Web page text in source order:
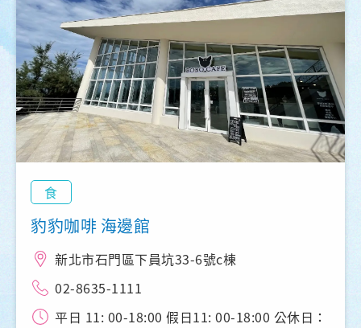
食
豹豹咖啡 海邊館
新北市石門區下員坑33-6號c棟
02-8635-1111
平日 11: 00-18:00 假日11: 00-18:00 公休日：